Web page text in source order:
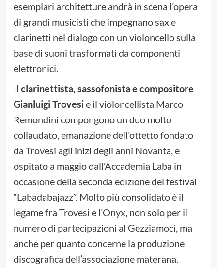
esemplari architetture andrà in scena l’opera
di grandi musicisti che impegnano sax e
clarinetti nel dialogo con un violoncello sulla
base di suoni trasformati da componenti
elettronici.
Il clarinettista, sassofonista e compositore
Gianluigi Trovesie il violoncellista Marco
Remondini compongono un duo molto
collaudato, emanazione dell’ottetto fondato
da Trovesi agli inizi degli anni Novanta, e
ospitato a maggio dall’Accademia Laba in
occasione della seconda edizione del festival
“Labadabajazz”. Molto più consolidato è il
legame fra Trovesi e l’Onyx, non solo per il
numero di partecipazioni al Gezziamoci, ma
anche per quanto concerne la produzione
discografica dell’associazione materana.